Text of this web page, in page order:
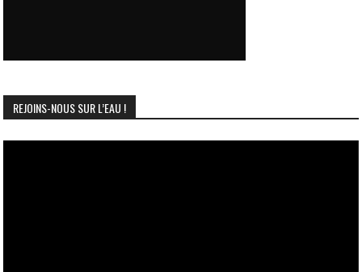
REJOINS-NOUS SUR L’EAU !